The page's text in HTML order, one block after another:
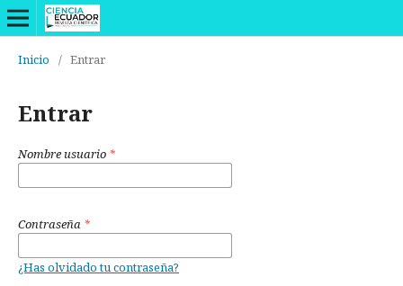
Inicio / Entrar
Entrar
Nombre usuario *
Contraseña *
¿Has olvidado tu contraseña?